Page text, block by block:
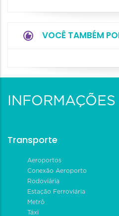
VOCÊ TAMBÉM
Transporte
Aeroportos
Conexão Aeroporto
Rodoviária
Estação Ferroviária
Metrô
Táxi